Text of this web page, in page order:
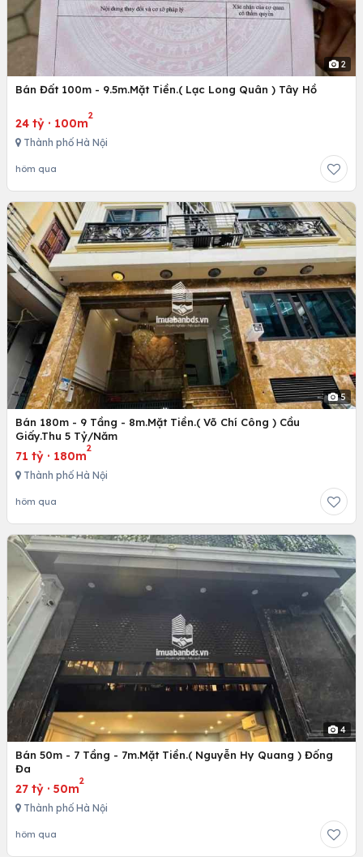
2
Bán Đất 100m - 9.5m.Mặt Tiền.( Lạc Long Quân ) Tây Hồ
24 tỷ · 100m
2
Thành phố Hà Nội
hôm qua
5
Bán 180m - 9 Tầng - 8m.Mặt Tiền.( Võ Chí Công ) Cầu
Giấy.Thu 5 Tỷ/Năm
71 tỷ · 180m
2
Thành phố Hà Nội
hôm qua
4
Bán 50m - 7 Tầng - 7m.Mặt Tiền.( Nguyễn Hy Quang ) Đống
Đa
27 tỷ · 50m
2
Thành phố Hà Nội
hôm qua